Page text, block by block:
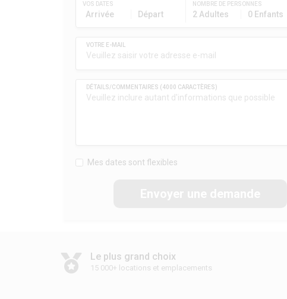
VOS DATES
Arrivée Départ
NOMBRE DE PERSONNES
2 Adultes 0 Enfants
Mes dates sont flexibles
Le plus grand choix
15 000+ locations et emplacements